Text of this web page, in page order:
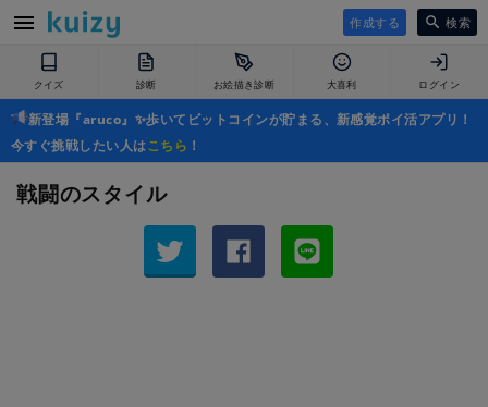
作成する 検索
クイズ 診断 お絵描き診断 大喜利 ログイン
新登場『aruco』✨歩いてビットコインが貯まる、新感覚ポイ活アプリ！
今すぐ挑戦したい人はこちら ！
戦闘のスタイル